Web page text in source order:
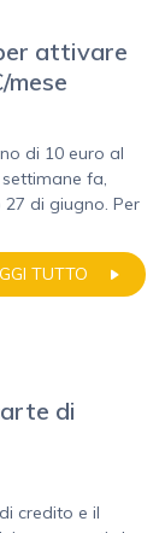
attivare
di 10 euro al
fa,
di giugno. Per
TUTTO
di
credito e il